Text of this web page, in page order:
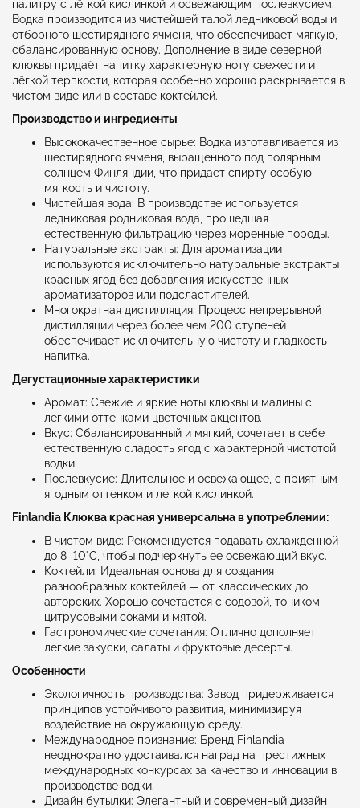
палитру с лёгкой кислинкой и освежающим послевкусием.
Водка производится из чистейшей талой ледниковой воды и
отборного шестирядного ячменя, что обеспечивает мягкую,
сбалансированную основу. Дополнение в виде северной
клюквы придаёт напитку характерную ноту свежести и
лёгкой терпкости, которая особенно хорошо раскрывается в
чистом виде или в составе коктейлей.
Производство и ингредиенты
Высококачественное сырье: Водка изготавливается из
шестирядного ячменя, выращенного под полярным
солнцем Финляндии, что придает спирту особую
мягкость и чистоту.
Чистейшая вода: В производстве используется
ледниковая родниковая вода, прошедшая
естественную фильтрацию через моренные породы.
Натуральные экстракты: Для ароматизации
используются исключительно натуральные экстракты
красных ягод без добавления искусственных
ароматизаторов или подсластителей.
Многократная дистилляция: Процесс непрерывной
дистилляции через более чем 200 ступеней
обеспечивает исключительную чистоту и гладкость
напитка.
Дегустационные характеристики
Аромат: Свежие и яркие ноты клюквы и малины с
легкими оттенками цветочных акцентов.
Вкус: Сбалансированный и мягкий, сочетает в себе
естественную сладость ягод с характерной чистотой
водки.
Послевкусие: Длительное и освежающее, с приятным
ягодным оттенком и легкой кислинкой.
Finlandia Клюква красная универсальна в употреблении:
В чистом виде: Рекомендуется подавать охлажденной
до 8–10°C, чтобы подчеркнуть ее освежающий вкус.
Коктейли: Идеальная основа для создания
разнообразных коктейлей — от классических до
авторских. Хорошо сочетается с содовой, тоником,
цитрусовыми соками и мятой.
Гастрономические сочетания: Отлично дополняет
легкие закуски, салаты и фруктовые десерты.
Особенности
Экологичность производства: Завод придерживается
принципов устойчивого развития, минимизируя
воздействие на окружающую среду.
Международное признание: Бренд Finlandia
неоднократно удостаивался наград на престижных
международных конкурсах за качество и инновации в
производстве водки.
Дизайн бутылки: Элегантный и современный дизайн